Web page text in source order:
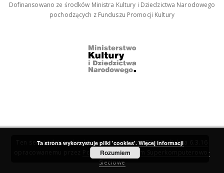
Dofinansowano ze środków Ministra Kultury i Dziedzictwa Narodowego
pochodzących z Funduszu Promocji Kultury
Ten serwis działa dzięki oprogramowaniuDInGO dLibra 6.3.16
Poznańskie Centrum Superkomputerowo-
Sieciowe
Ta strona wykorzystuje pliki 'cookies'. Więcej informacji
Rozumiem